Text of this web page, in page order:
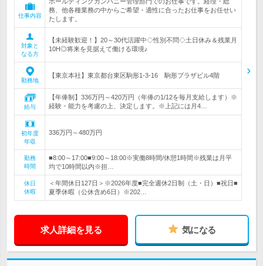
仕事内容
務、他各種業務の中からご希望・適性に合ったお仕事をお任せい
たします。
対象と
なる方
【未経験歓迎！】20～30代活躍中◇性別不問◇土日休み＆残業月
10H◎将来を見据えて働ける環境♪
勤務地
【東京本社】東京都台東区駒形1-3-16 駒形プラザビル4階
給与
【年俸制】336万円～420万円（年俸の1/12を毎月支給します）※
経験・能力を考慮の上、決定します。※上記には月4…
初年度
年収
336万円～480万円
勤務
時間
■8:00～17:00■9:00～18:00※実働8時間/休憩1時間※残業は月平
均で10時間以内※担…
休日
休暇
＜年間休日127日＞※2026年度■完全週休2日制（土・日）■祝日■
夏季休暇（公休含め6日）※202…
求人詳細を見る 気になる